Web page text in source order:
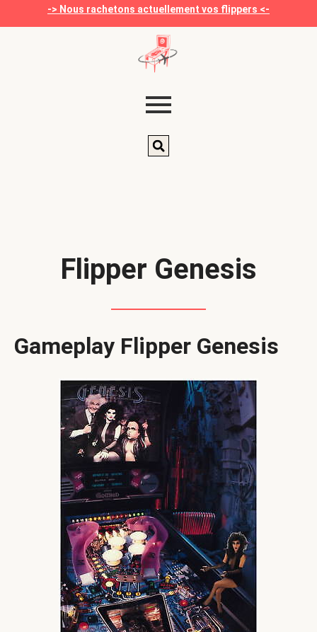
-> Nous rachetons actuellement vos flippers <-
Flipper Genesis
Gameplay Flipper Genesis